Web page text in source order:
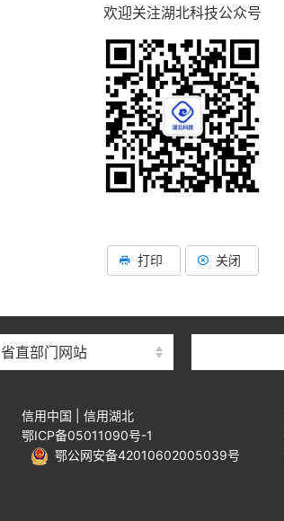
欢迎关注湖北科技公众号
打印 关闭
省直部门网站
信用中国
信用湖北
鄂ICP备05011090号-1
鄂公网安备42010602005039号